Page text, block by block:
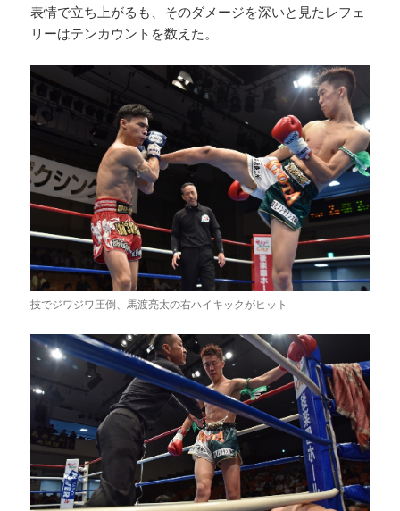
表情で立ち上がるも、そのダメージを深いと見たレフェ
リーはテンカウントを数えた。
技でジワジワ圧倒、馬渡亮太の右ハイキックがヒット